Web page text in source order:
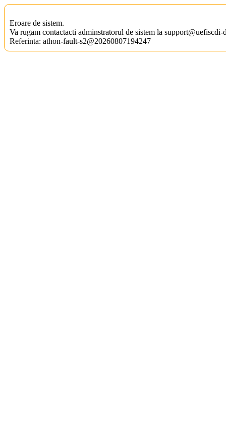
Eroare de sistem.
Va rugam contactacti adminstratorul de sistem la support@uefiscdi-
Referinta: athon-fault-s2@20260807194247